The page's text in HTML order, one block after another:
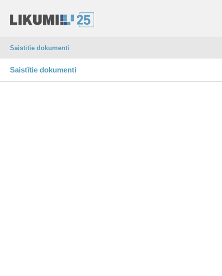
Saistītie dokumenti
Saistītie dokumenti